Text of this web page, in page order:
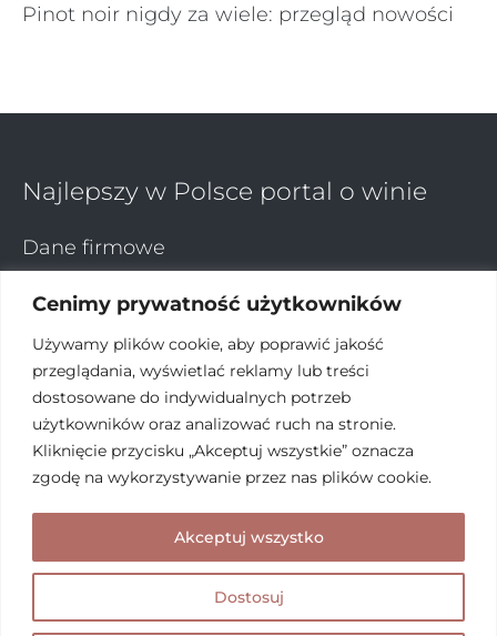
Cenimy prywatność użytkowników
Używamy plików cookie, aby poprawić jakość
przeglądania, wyświetlać reklamy lub treści
dostosowane do indywidualnych potrzeb
użytkowników oraz analizować ruch na stronie.
Kliknięcie przycisku „Akceptuj wszystkie” oznacza
zgodę na wykorzystywanie przez nas plików cookie.
Dostosuj
Akceptuj wszystko
Pinot noir nigdy za wiele: przegląd nowości
Najlepszy w Polsce portal o winie
Dane firmowe
ul. Mińska 29A bud. 44
03-808 Warszawa
Kontakt
kontakt@fermentmag.pl
Kontakt Polityka prywatności